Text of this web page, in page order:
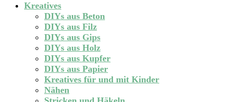
Kreatives
DIYs aus Beton
DIYs aus Filz
DIYs aus Gips
DIYs aus Holz
DIYs aus Kupfer
DIYs aus Papier
Kreatives für und mit Kinder
Nähen